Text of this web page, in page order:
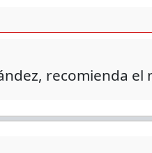
recomienda el